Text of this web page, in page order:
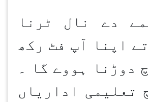
دے نال ٹرنا
اپنا آپ فٹ رکھ
دوڑنا ہووے گا ۔
تعلیمی اداریاں